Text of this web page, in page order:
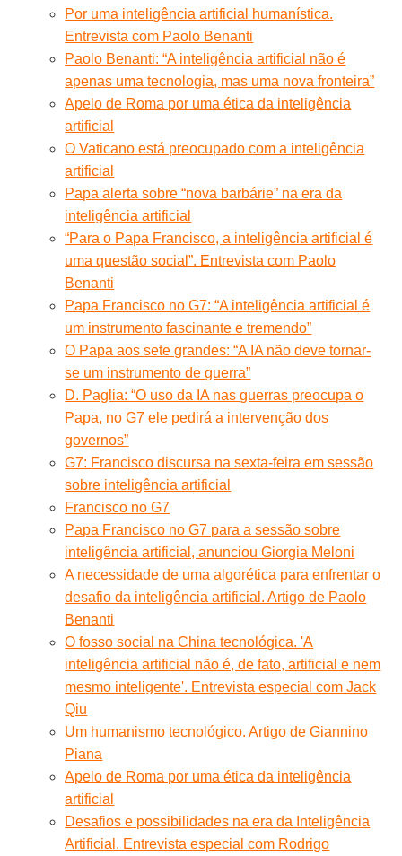
Por uma inteligência artificial humanística.
Entrevista com Paolo Benanti
Paolo Benanti: “A inteligência artificial não é
apenas uma tecnologia, mas uma nova fronteira”
Apelo de Roma por uma ética da inteligência
artificial
O Vaticano está preocupado com a inteligência
artificial
Papa alerta sobre “nova barbárie” na era da
inteligência artificial
“Para o Papa Francisco, a inteligência artificial é
uma questão social”. Entrevista com Paolo
Benanti
Papa Francisco no G7: “A inteligência artificial é
um instrumento fascinante e tremendo”
O Papa aos sete grandes: “A IA não deve tornar-
se um instrumento de guerra”
D. Paglia: “O uso da IA nas guerras preocupa o
Papa, no G7 ele pedirá a intervenção dos
governos”
G7: Francisco discursa na sexta-feira em sessão
sobre inteligência artificial
Francisco no G7
Papa Francisco no G7 para a sessão sobre
inteligência artificial, anunciou Giorgia Meloni
A necessidade de uma algorética para enfrentar o
desafio da inteligência artificial. Artigo de Paolo
Benanti
O fosso social na China tecnológica. 'A
inteligência artificial não é, de fato, artificial e nem
mesmo inteligente'. Entrevista especial com Jack
Qiu
Um humanismo tecnológico. Artigo de Giannino
Piana
Apelo de Roma por uma ética da inteligência
artificial
Desafios e possibilidades na era da Inteligência
Artificial. Entrevista especial com Rodrigo